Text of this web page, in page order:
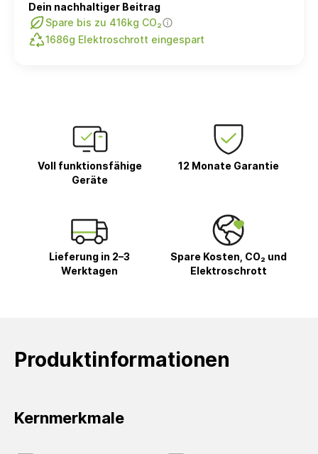
Dein nachhaltiger Beitrag
Spare bis zu 416kg CO₂
1686g Elektroschrott eingespart
Voll funktionsfähige
Geräte
12 Monate Garantie
Lieferung in 2–3
Werktagen
Spare Kosten, CO₂ und
Elektroschrott
Produktinformationen
Kernmerkmale